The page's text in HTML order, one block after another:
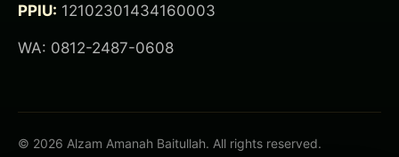
PPIU: 12102301434160003
WA: 0812-2487-0608
© 2026 Alzam Amanah Baitullah. All rights reserved.